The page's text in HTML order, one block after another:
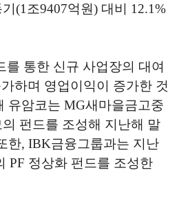
(1조9407억원) 대비 12.1%
를 통한 신규 사업장의 대여
하며 영업이익이 증가한 것
유암코는 MG새마을금고중
펀드를 조성해 지난해 말
한, IBK금융그룹과는 지난
PF 정상화 펀드를 조성한